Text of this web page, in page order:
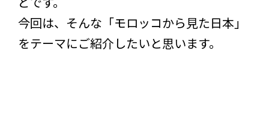
今回は、そんな「モロッコから見た日本」
をテーマにご紹介したいと思います。